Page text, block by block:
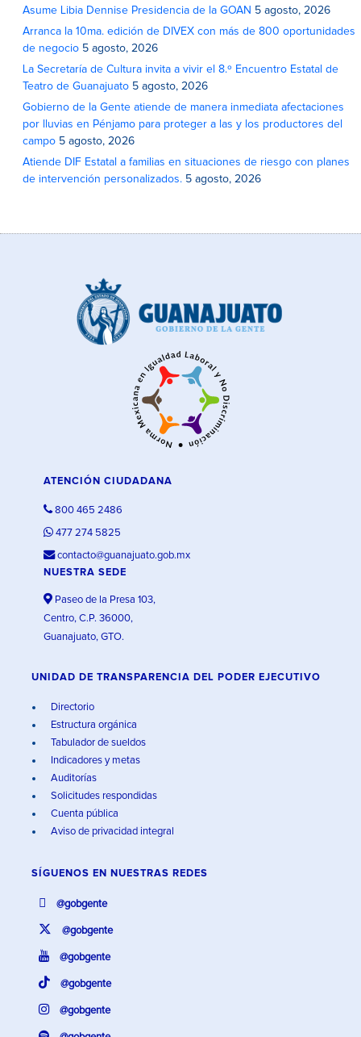
Asume Libia Dennise Presidencia de la GOAN 5 agosto, 2026
Arranca la 10ma. edición de DIVEX con más de 800 oportunidades
de negocio 5 agosto, 2026
La Secretaría de Cultura invita a vivir el 8.º Encuentro Estatal de
Teatro de Guanajuato 5 agosto, 2026
Gobierno de la Gente atiende de manera inmediata afectaciones
por lluvias en Pénjamo para proteger a las y los productores del
campo 5 agosto, 2026
Atiende DIF Estatal a familias en situaciones de riesgo con planes
de intervención personalizados. 5 agosto, 2026
ATENCIÓN CIUDADANA
800 465 2486
477 274 5825
contacto@guanajuato.gob.mx
NUESTRA SEDE
Paseo de la Presa 103,
Centro, C.P. 36000,
Guanajuato, GTO.
UNIDAD DE TRANSPARENCIA DEL PODER EJECUTIVO
Directorio
Estructura orgánica
Tabulador de sueldos
Indicadores y metas
Auditorías
Solicitudes respondidas
Cuenta pública
Aviso de privacidad integral
SÍGUENOS EN NUESTRAS REDES
@gobgente
@gobgente
@gobgente
@gobgente
@gobgente